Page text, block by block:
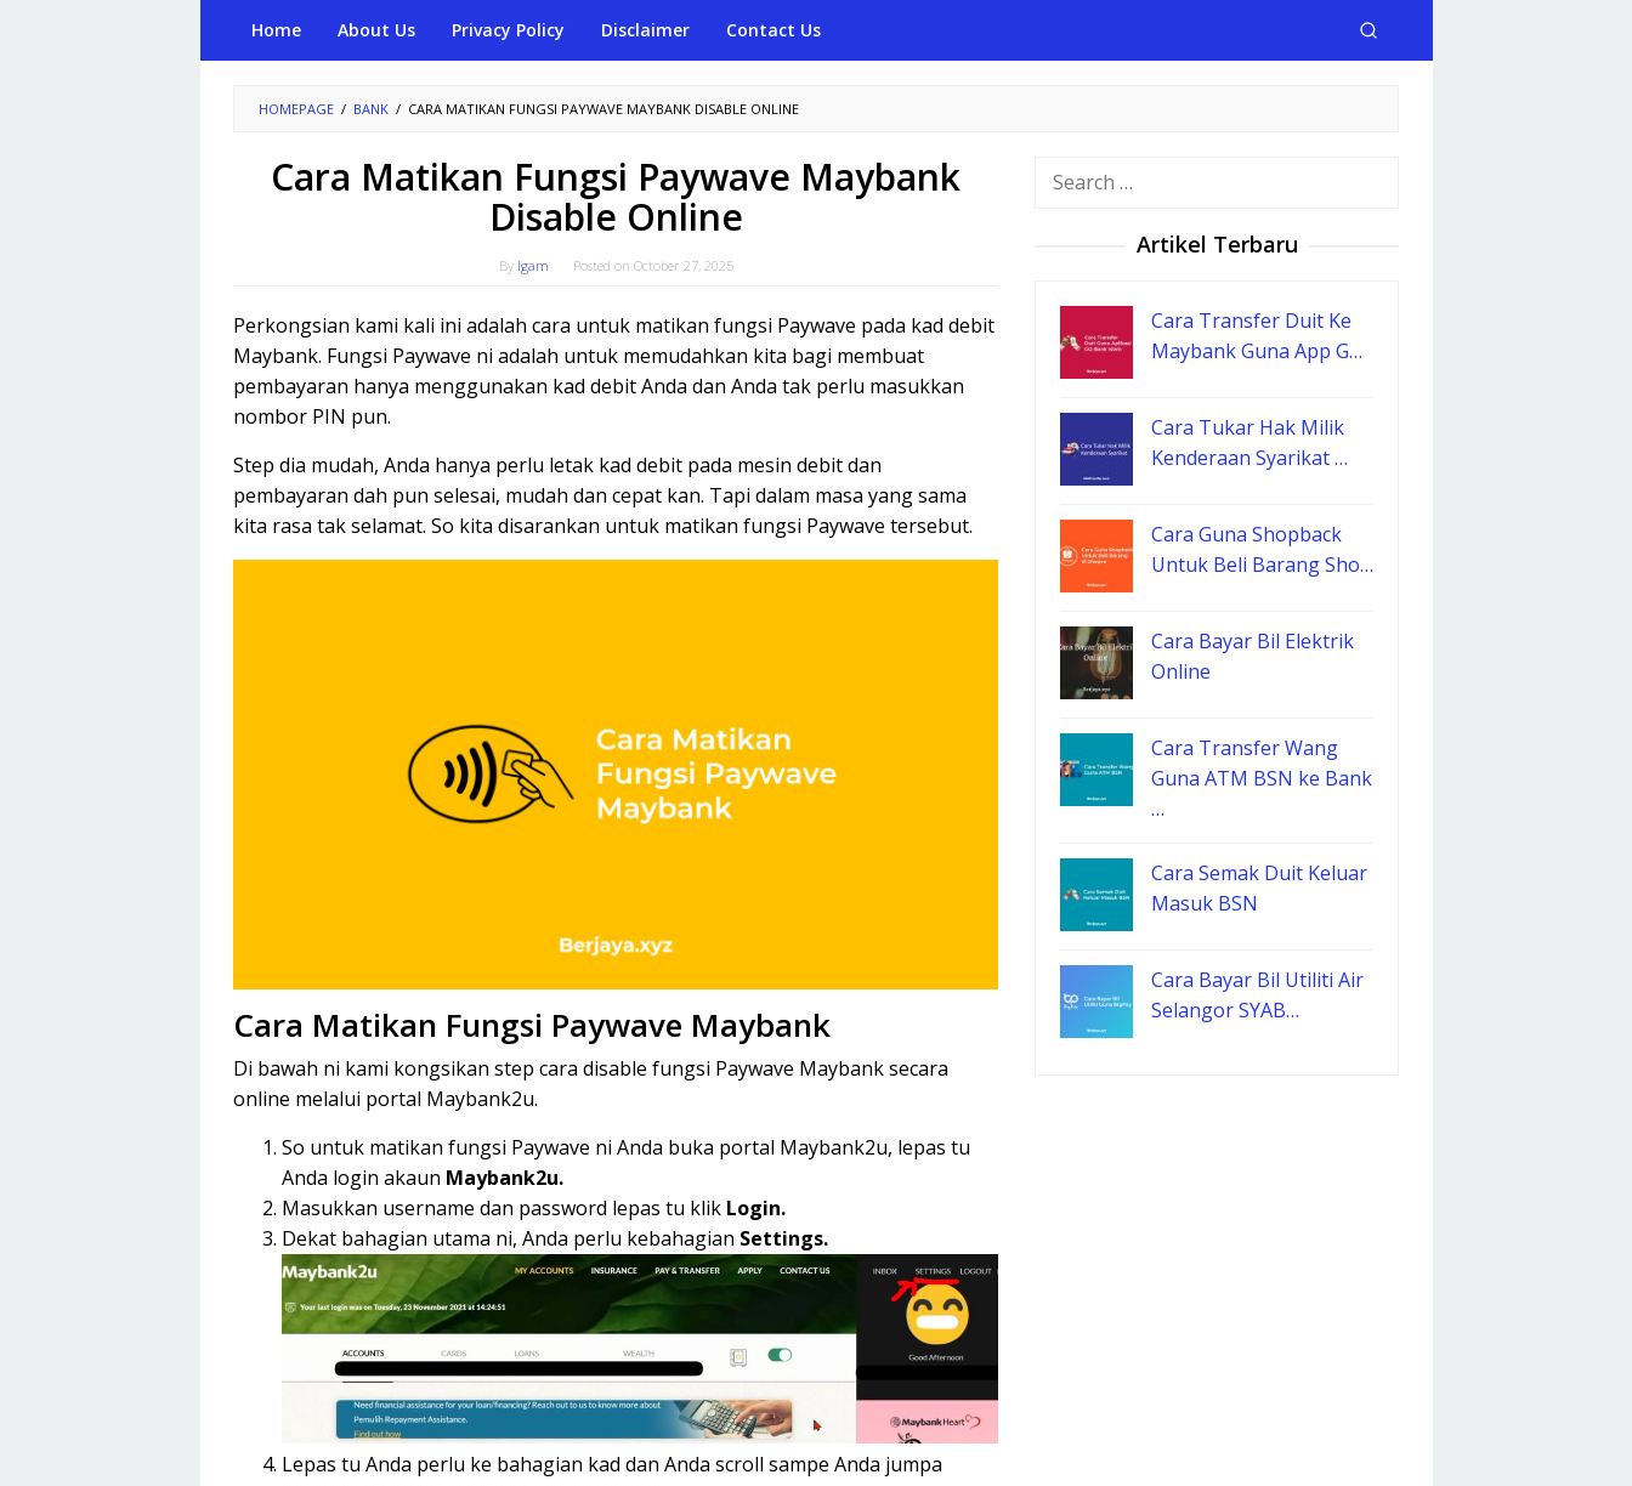
Home About Us Privacy Policy Disclaimer Contact Us
HOMEPAGE / BANK / CARA MATIKAN FUNGSI PAYWAVE MAYBANK DISABLE ONLINE
Cara Matikan Fungsi Paywave Maybank
Disable Online
By Igam Posted on October 27, 2025
Perkongsian kami kali ini adalah cara untuk matikan fungsi Paywave pada kad debit
Maybank. Fungsi Paywave ni adalah untuk memudahkan kita bagi membuat
pembayaran hanya menggunakan kad debit Anda dan Anda tak perlu masukkan
nombor PIN pun.
Step dia mudah, Anda hanya perlu letak kad debit pada mesin debit dan
pembayaran dah pun selesai, mudah dan cepat kan. Tapi dalam masa yang sama
kita rasa tak selamat. So kita disarankan untuk matikan fungsi Paywave tersebut.
Cara Matikan Fungsi Paywave Maybank
Di bawah ni kami kongsikan step cara disable fungsi Paywave Maybank secara
online melalui portal Maybank2u.
So untuk matikan fungsi Paywave ni Anda buka portal Maybank2u, lepas tu
Anda login akaun Maybank2u.
Masukkan username dan password lepas tu klik Login.
Dekat bahagian utama ni, Anda perlu kebahagian Settings.
Lepas tu Anda perlu ke bahagian kad dan Anda scroll sampe Anda jumpa
Search
Artikel Terbaru
Cara Transfer Duit Ke
Maybank Guna App G…
Cara Tukar Hak Milik
Kenderaan Syarikat …
Cara Guna Shopback
Untuk Beli Barang Sho…
Cara Bayar Bil Elektrik
Online
Cara Transfer Wang
Guna ATM BSN ke Bank
…
Cara Semak Duit Keluar
Masuk BSN
Cara Bayar Bil Utiliti Air
Selangor SYAB…